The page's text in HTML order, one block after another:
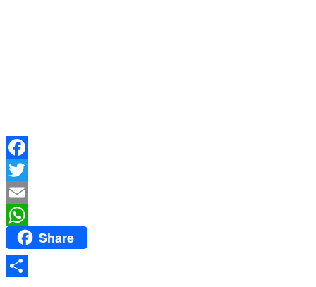
Facebook
Twitter
Email
WhatsApp
Share